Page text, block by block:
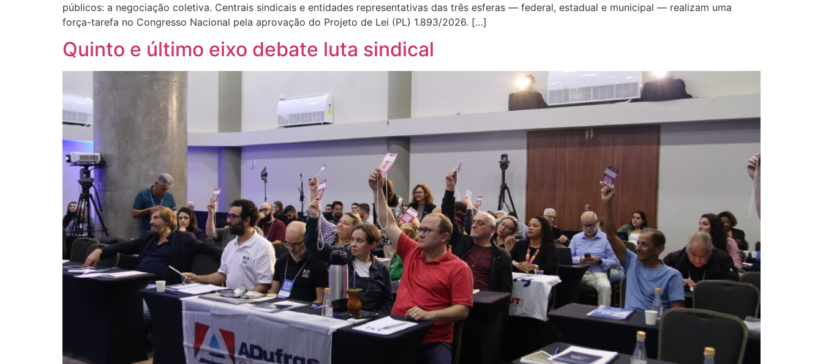
públicos: a negociação coletiva. Centrais sindicais e entidades representativas das três esferas — federal, estadual e municipal — realizam uma
força-tarefa no Congresso Nacional pela aprovação do Projeto de Lei (PL) 1.893/2026. […]
Quinto e último eixo debate luta sindical